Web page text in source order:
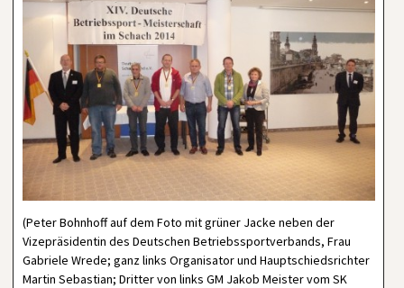
(Peter Bohnhoff auf dem Foto mit grüner Jacke neben der
Vizepräsidentin des Deutschen Betriebssportverbands, Frau
Gabriele Wrede; ganz links Organisator und Hauptschiedsrichter
Martin Sebastian; Dritter von links GM Jakob Meister vom SK